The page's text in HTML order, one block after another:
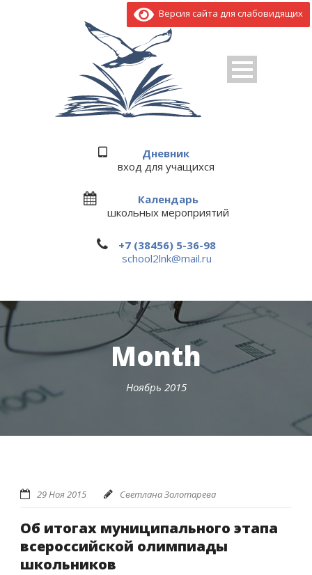
Дневник
вход для учащихся
Календарь
школьных мероприятий
+7 (38456) 5-36-98
school2lnk@mail.ru
Month
Ноябрь 2015
29 Ноя 2015 Светлана Золотарева
Об итогах муниципального этапа
всероссийской олимпиады
школьников
Версия сайта для слабовидящих